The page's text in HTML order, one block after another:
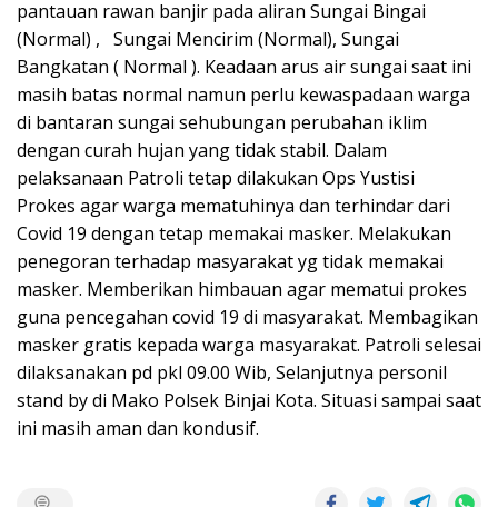
pantauan rawan banjir pada aliran Sungai Bingai
(Normal) , Sungai Mencirim (Normal), Sungai
Bangkatan ( Normal ). Keadaan arus air sungai saat ini
masih batas normal namun perlu kewaspadaan warga
di bantaran sungai sehubungan perubahan iklim
dengan curah hujan yang tidak stabil. Dalam
pelaksanaan Patroli tetap dilakukan Ops Yustisi
Prokes agar warga mematuhinya dan terhindar dari
Covid 19 dengan tetap memakai masker. Melakukan
penegoran terhadap masyarakat yg tidak memakai
masker. Memberikan himbauan agar mematui prokes
guna pencegahan covid 19 di masyarakat. Membagikan
masker gratis kepada warga masyarakat. Patroli selesai
dilaksanakan pd pkl 09.00 Wib, Selanjutnya personil
stand by di Mako Polsek Binjai Kota. Situasi sampai saat
ini masih aman dan kondusif.